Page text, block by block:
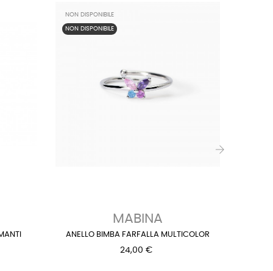
NON DISPONIBILE
NON DISPONIBILE
MABINA
ANELLO BIMBA FARFALLA MULTICOLOR
24,00 €